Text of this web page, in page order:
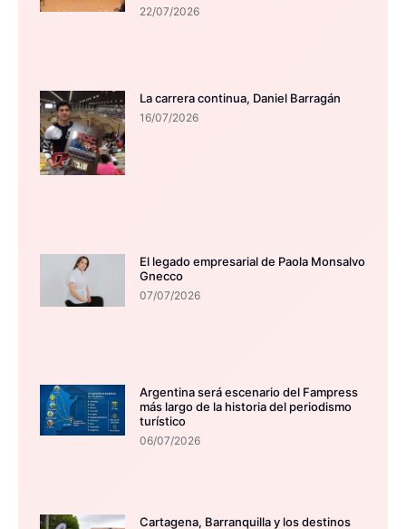
22/07/2026
La carrera continua, Daniel Barragán
16/07/2026
El legado empresarial de Paola Monsalvo
Gnecco
07/07/2026
Argentina será escenario del Fampress
más largo de la historia del periodismo
turístico
06/07/2026
Cartagena, Barranquilla y los destinos